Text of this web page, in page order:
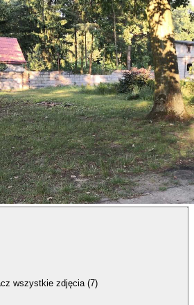
wszystkie zdjęcia (7)